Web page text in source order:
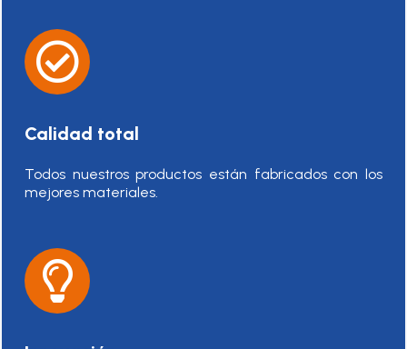
Calidad total
Todos nuestros productos están fabricados con los
mejores materiales.